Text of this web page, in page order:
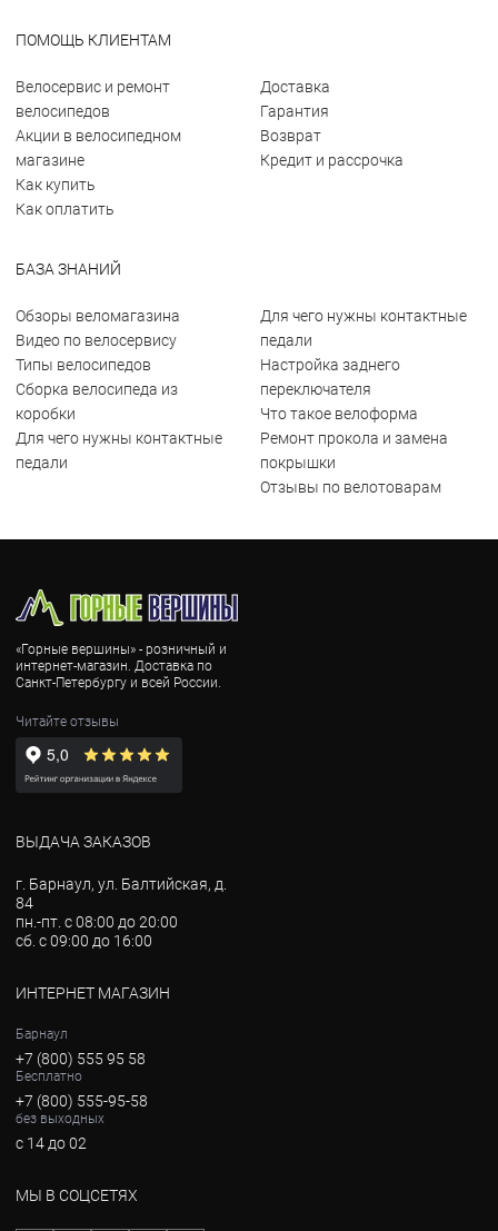
ПОМОЩЬ КЛИЕНТАМ
Велосервис и ремонт
велосипедов
Акции в велосипедном
магазине
Как купить
Как оплатить
Доставка
Гарантия
Возврат
Кредит и рассрочка
БАЗА ЗНАНИЙ
Обзоры веломагазина
Видео по велосервису
Типы велосипедов
Сборка велосипеда из
коробки
Для чего нужны контактные
педали
Для чего нужны контактные
педали
Настройка заднего
переключателя
Что такое велоформа
Ремонт прокола и замена
покрышки
Отзывы по велотоварам
«Горные вершины» - розничный и
интернет-магазин. Доставка по
Санкт-Петербургу и всей России.
Читайте отзывы
ВЫДАЧА ЗАКАЗОВ
г. Барнаул, ул. Балтийская, д.
84
пн.-пт. с 08:00 до 20:00
сб. с 09:00 до 16:00
ИНТЕРНЕТ МАГАЗИН
Барнаул
+7 (800) 555 95 58
Бесплатно
+7 (800) 555-95-58
без выходных
с 14 до 02
МЫ В СОЦСЕТЯХ